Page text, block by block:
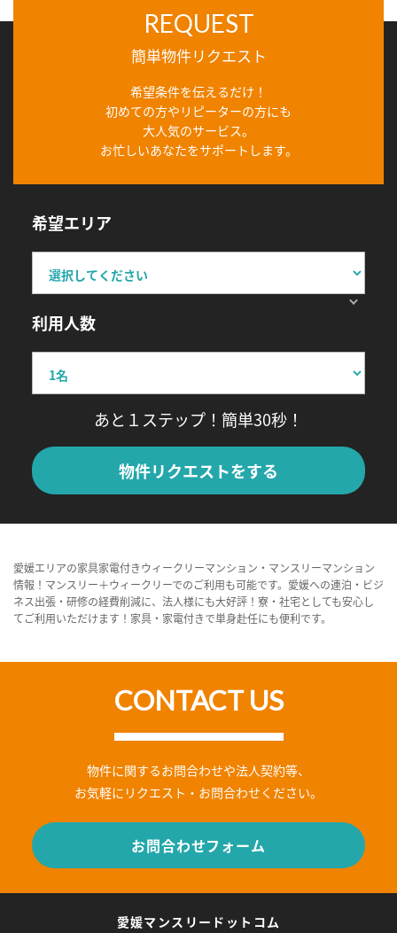
REQUEST
簡単物件リクエスト
希望条件を伝えるだけ！
初めての方やリピーターの方にも
大人気のサービス。
お忙しいあなたをサポートします。
希望エリア
利用人数
あと１ステップ！簡単30秒！
物件リクエストをする
愛媛エリアの家具家電付きウィークリーマンション・マンスリーマンション
情報！マンスリー＋ウィークリーでのご利用も可能です。愛媛への連泊・ビジ
ネス出張・研修の経費削減に、法人様にも大好評！寮・社宅としても安心し
てご利用いただけます！家具・家電付きで単身赴任にも便利です。
CONTACT US
物件に関するお問合わせや法人契約等、
お気軽にリクエスト・お問合わせください。
お問合わせフォーム
愛媛マンスリードットコム